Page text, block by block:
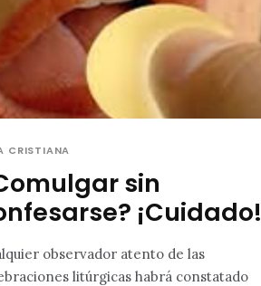
CRISTIANA
sin
¡Cuidado!
observador atento de las
litúrgicas habrá constatado